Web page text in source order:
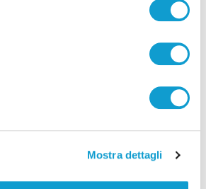
Mostra dettagli